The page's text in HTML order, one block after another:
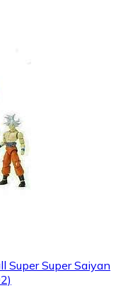
Super Super Saiyan